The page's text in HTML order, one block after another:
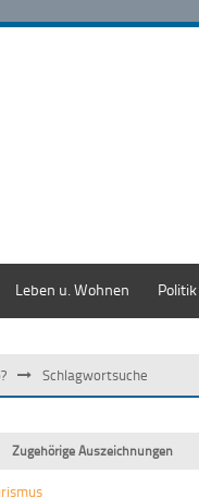
Leben u. Wohnen Politik
Schlagwortsuche
Zugehörige Auszeichnungen